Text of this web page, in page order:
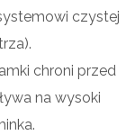
czystej
chroni przed
na wysoki